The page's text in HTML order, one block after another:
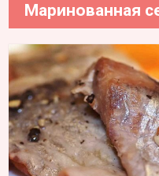
Маринованная